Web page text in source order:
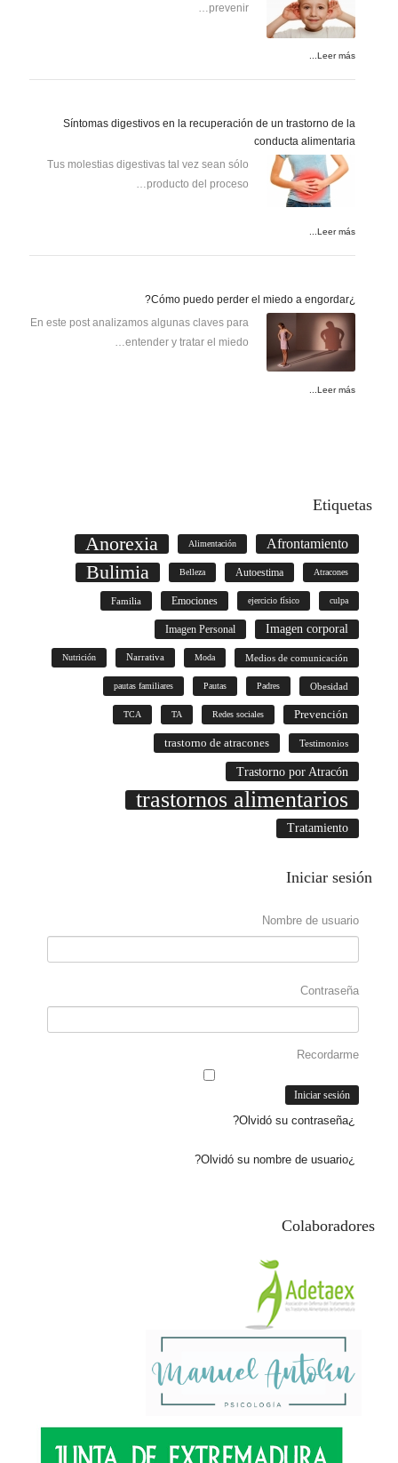
prevenir…
Leer más...
Síntomas digestivos en la recuperación de un trastorno de la
conducta alimentaria
Tus molestias digestivas tal vez sean sólo
producto del proceso…
Leer más...
¿Cómo puedo perder el miedo a engordar?
En este post analizamos algunas claves para
entender y tratar el miedo…
Leer más...
Etiquetas
Afrontamiento
Alimentación
Anorexia
Atracones
Autoestima
Belleza
Bulimia
culpa
ejercicio físico
Emociones
Familia
Imagen corporal
Imagen Personal
Medios de comunicación
Moda
Narrativa
Nutrición
Obesidad
Padres
Pautas
pautas familiares
Prevención
Redes sociales
TA
TCA
Testimonios
trastorno de atracones
Trastorno por Atracón
trastornos alimentarios
Tratamiento
Iniciar sesión
Nombre de usuario
Contraseña
Recordarme
¿Olvidó su contraseña?
¿Olvidó su nombre de usuario?
Colaboradores